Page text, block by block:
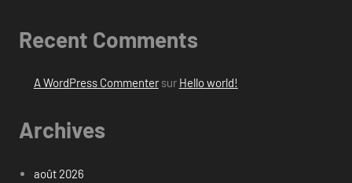
Recent Comments
A WordPress Commentersur Hello world!
Archives
août 2026